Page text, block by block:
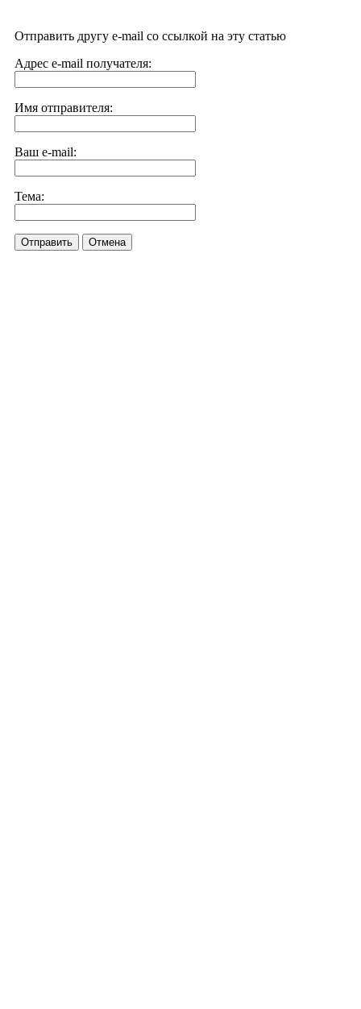
Отправить другу e-mail со ссылкой на эту статью
Адрес e-mail получателя:
Имя отправителя:
Ваш e-mail:
Тема:
Отправить Отмена